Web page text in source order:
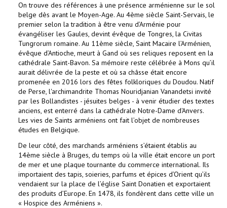
On trouve des références à une présence arménienne sur le sol
belge dès avant le Moyen-Age. Au 4ème siècle Saint-Servais, le
premier selon la tradition à être venu d’Arménie pour
évangéliser les Gaules, devint évêque de Tongres, la Civitas
Tungrorum romaine. Au 11ème siècle, Saint Macaire l’Arménien,
évêque d’Antioche, meurt à Gand où ses reliques reposent en la
cathédrale Saint-Bavon. Sa mémoire reste célébrée à Mons qu’il
aurait délivrée de la peste et où sa châsse était encore
promenée en 2016 lors des fêtes folkloriques du Doudou. Natif
de Perse, l'archimandrite Thomas Nouridjanian Vanandetsi invité
par les Bollandistes - jésuites belges - à venir étudier des textes
anciens, est enterré dans la cathédrale Notre-Dame d'Anvers.
Les vies de Saints arméniens ont fait l’objet de nombreuses
études en Belgique.
De leur côté, des marchands arméniens s’étaient établis au
14ème siècle à Bruges, du temps où la ville était encore un port
de mer et une plaque tournante du commerce international. Ils
importaient des tapis, soieries, parfums et épices d’Orient qu’ils
vendaient sur la place de l’église Saint Donatien et exportaient
des produits d’Europe. En 1478, ils fondèrent dans cette ville un
« Hospice des Arméniens ».